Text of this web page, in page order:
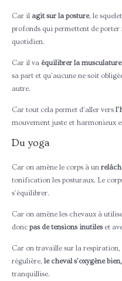
Car il agit sur la posture, le
profonds qui permettent de porter
quotidien.
Car il va équilibrer la musculature
sa part et qu’aucune ne soit
autre.
Car tout cela permet d’aller vers
mouvement juste et harmonieux
Du yoga
Car on amène le corps à un
tonification les posturaux. Le
s’équilibrer.
Car on amène les chevaux à
donc pas de tensions inutileset
Car on travaille sur la
régulière, le cheval s’oxygène bien,
tranquillise.